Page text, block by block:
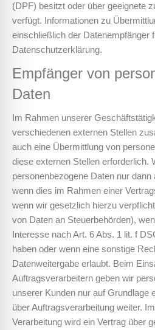
(DPF) besitzt oder über geeignete
verfügt. Informationen zu
einschließlich der Datenempfänger
Datenschutzerklärung.
Empfänger von
Daten
Im Rahmen unserer
verschiedenen externen Stellen
auch eine Übermittlung von
diese externen Stellen erforderlich.
personenbezogene Daten nur dann
wenn dies im Rahmen einer
wenn wir gesetzlich hierzu
von Daten an Steuerbehörden),
Interesse nach Art. 6 Abs. 1 lit. f
haben oder wenn eine sonstige
Datenweitergabe erlaubt. Beim
Auftragsverarbeitern geben wir
unserer Kunden nur auf Grundlage
über Auftragsverarbeitung weiter.
Verarbeitung wird ein Vertrag über